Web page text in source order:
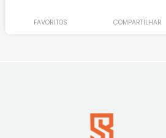
FAVORITOS COMPARTILHAR